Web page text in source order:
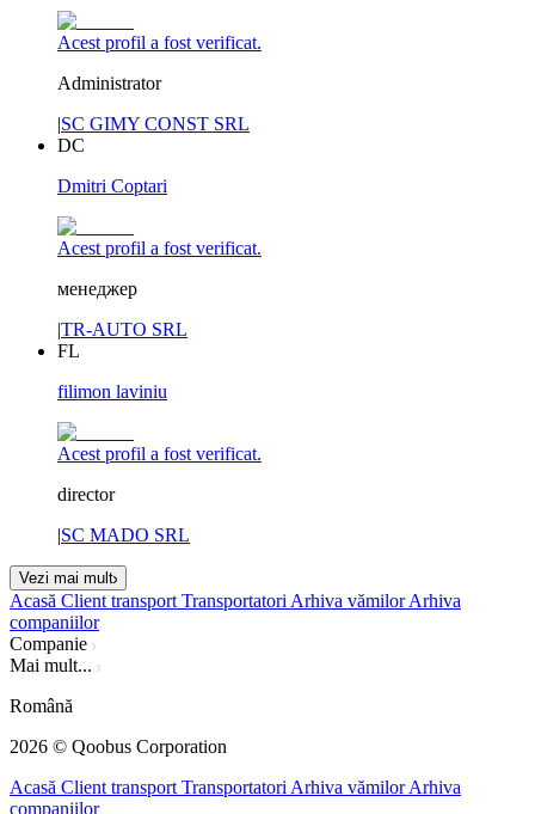
Acest profil a fost verificat.
Administrator
|SC GIMY CONST SRL
DC
Dmitri Coptari
Acest profil a fost verificat.
менеджер
|TR-AUTO SRL
FL
filimon laviniu
Acest profil a fost verificat.
director
|SC MADO SRL
Vezi mai mult
Acasă Client transport Transportatori Arhiva vămilor Arhiva
companiilor
Companie
Mai mult...
Română
2026 © Qoobus Corporation
Acasă Client transport Transportatori Arhiva vămilor Arhiva
companiilor